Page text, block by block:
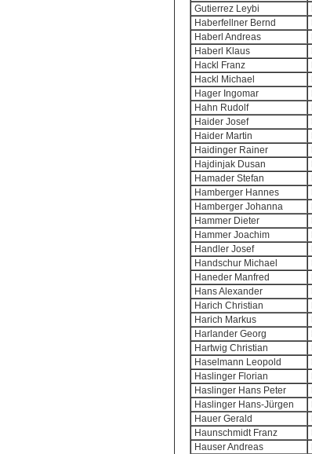
Gutierrez Leybi
Haberfellner Bernd
Haberl Andreas
Haberl Klaus
Hackl Franz
Hackl Michael
Hager Ingomar
Hahn Rudolf
Haider Josef
Haider Martin
Haidinger Rainer
Hajdinjak Dusan
Hamader Stefan
Hamberger Hannes
Hamberger Johanna
Hammer Dieter
Hammer Joachim
Handler Josef
Handschur Michael
Haneder Manfred
Hans Alexander
Harich Christian
Harich Markus
Harlander Georg
Hartwig Christian
Haselmann Leopold
Haslinger Florian
Haslinger Hans Peter
Haslinger Hans-Jürgen
Hauer Gerald
Haunschmidt Franz
Hauser Andreas